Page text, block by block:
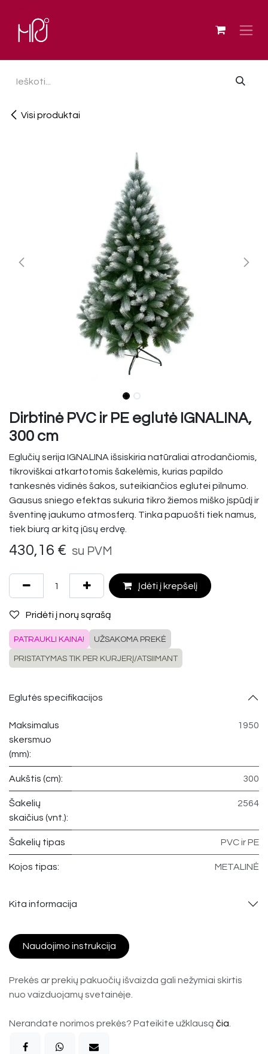
Visi produktai
Dirbtinė PVC ir PE eglutė IGNALINA,
300 cm
Eglučių serija IGNALINA išsiskiria natūraliai atrodančiomis,
tikroviškai atkartotomis šakelėmis, kurias papildo
tankesnės vidinės šakos, suteikiančios eglutei pilnumo.
Gausus sniego efektas sukuria tikro žiemos miško įspūdį ir
šventinę jaukumo atmosferą. Tinka papuošti tiek namus,
tiek biurą ar kitą jūsų erdvę.
430,16 € su PVM
Įdėti į krepšelį
Pridėti į norų sąrašą
PATRAUKLI KAINA! UŽSAKOMA PREKĖ
PRISTATYMAS TIK PER KURJERĮ/ATSIIMANT
Eglutės specifikacijos
Maksimalus
skersmuo
(mm):
1950
Aukštis (cm): 300
Šakelių
skaičius (vnt.):
2564
Šakelių tipas PVC ir PE
Kojos tipas: METALINĖ
Kita informacija
Naudojimo instrukcija
Prekės ar prekių pakuočių išvaizda gali nežymiai skirtis
nuo vaizduojamų svetainėje.
Nerandate norimos prekės? Pateikite užklausą čia